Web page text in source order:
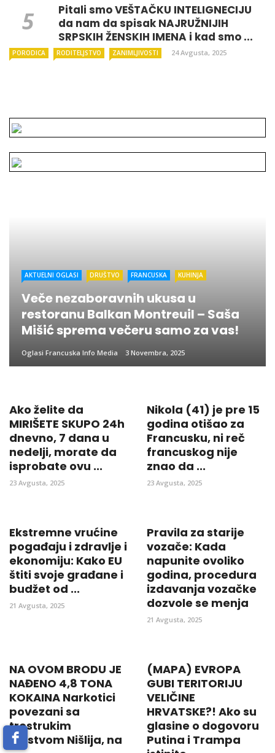
Pitali smo VEŠTAČKU INTELIGNECIJU
da nam da spisak NAJRUŽNIJIH
SRPSKIH ŽENSKIH IMENA i kad smo ...
PORODICA RODITELJSTVO ZANIMLJIVOSTI 24 Avgusta, 2025
AKTUELNI OGLASI DRUŠTVO FRANCUSKA KUHINJA
Veče nezaboravnih ukusa u
restoranu Balkan Montreuil – Saša
Mišić sprema večeru samo za vas!
Oglasi Francuska Info Media 3 Novembra, 2025
Ako želite da
MIRIŠETE SKUPO 24h
dnevno, 7 dana u
nedelji, morate da
isprobate ovu ...
23 Avgusta, 2025
Nikola (41) je pre 15
godina otišao za
Francusku, ni reč
francuskog nije
znao da ...
23 Avgusta, 2025
Ekstremne vrućine
pogađaju i zdravlje i
ekonomiju: Kako EU
štiti svoje građane i
budžet od ...
21 Avgusta, 2025
Pravila za starije
vozače: Kada
napunite ovoliko
godina, procedura
izdavanja vozačke
dozvole se menja
21 Avgusta, 2025
NA OVOM BRODU JE
NAĐENO 4,8 TONA
KOKAINA Narkotici
povezani sa
trostrukim
ubistvom Nišlija, na
(MAPA) EVROPA
GUBI TERITORIJU
VELIČINE
HRVATSKE?! Ako su
glasine o dogovoru
Putina i Trampa